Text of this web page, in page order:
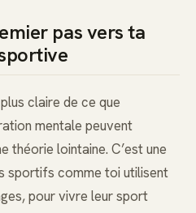
pas vers ta
claire de ce que
mentale peuvent
théorie lointaine. C’est une
sportifs comme toi utilisent
pour vivre leur sport